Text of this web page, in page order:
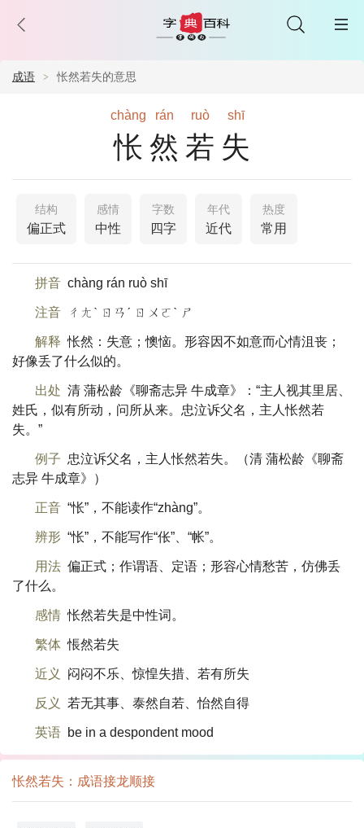
成语 怅然若失的意思
chàng rán ruò shī
怅然若失
结构
偏正式
感情
中性
字数
四字
年代
近代
热度
常用
拼音 chàng rán ruò shī
注音 ㄔㄤˋ ㄖㄢˊ ㄖㄨㄛˋ ㄕ
解释 怅然：失意；懊恼。形容因不如意而心情沮丧；
好像丢了什么似的。
出处 清 蒲松龄《聊斋志异 牛成章》：“主人视其里居、
姓氏，似有所动，问所从来。忠泣诉父名，主人怅然若
失。”
例子 忠泣诉父名，主人怅然若失。（清 蒲松龄《聊斋
志异 牛成章》）
正音 “怅”，不能读作“zhàng”。
辨形 “怅”，不能写作“伥”、“帐”。
用法 偏正式；作谓语、定语；形容心情愁苦，仿佛丢
了什么。
感情 怅然若失是中性词。
繁体 悵然若失
近义 闷闷不乐、惊惶失措、若有所失
反义 若无其事、泰然自若、怡然自得
英语 be in a despondent mood
怅然若失：成语接龙顺接